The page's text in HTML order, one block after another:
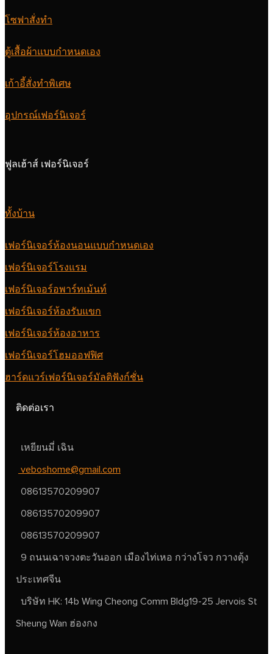
โซฟาสั่งทำ
ตู้เสื้อผ้าแบบกำหนดเอง
เก้าอี้สั่งทำพิเศษ
อุปกรณ์เฟอร์นิเจอร์
ฟูลเฮ้าส์ เฟอร์นิเจอร์
ทั้งบ้าน
เฟอร์นิเจอร์ห้องนอนแบบกำหนดเอง
เฟอร์นิเจอร์โรงแรม
เฟอร์นิเจอร์อพาร์ทเม้นท์
เฟอร์นิเจอร์ห้องรับแขก
เฟอร์นิเจอร์ห้องอาหาร
เฟอร์นิเจอร์โฮมออฟฟิศ
ฮาร์ดแวร์เฟอร์นิเจอร์มัลติฟังก์ชั่น
ติดต่อเรา
เหยียนมี่ เฉิน
veboshome@gmail.com
08613570209907
08613570209907
08613570209907
9 ถนนเฉาจวงตะวันออก เมืองไท่เหอ กว่างโจว กวางตุ้ง
ประเทศจีน
บริษัท HK: 14b Wing Cheong Comm Bldg19-25 Jervois St
Sheung Wan ฮ่องกง